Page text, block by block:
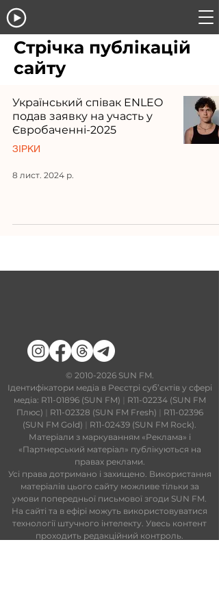
Стрічка публікацій
сайту
Український співак ENLEO
подав заявку на участь у
Євробаченні-2025
ЗІРКИ
8 лист. 2024 р.
​© 2010-2026SUN FM.
Ідентифікатори медіа в Реєстрі суб’єктів у сфері
медіа: R11-01896 (SUN FM) | R11-02234 (SUN FM
Плюс) | R11-02328 (SUN FM Fresh) | R11-02396
(SUN FM Gold) | R11-02439 (SUN FM Rock).
Матеріали з маркуванням «Реклама» і
«Партнерський матеріал» публікуються на
правах реклами.
Усі права дотримано і захищено. Використання
матеріалів цього сайту можливе тільки за
умови попередньої письмової згоди SUN FM.
На сайті та в ефірі можуть використовуватися
технології штучного інтелекту. Увесь контент
проходить редакційний контроль.